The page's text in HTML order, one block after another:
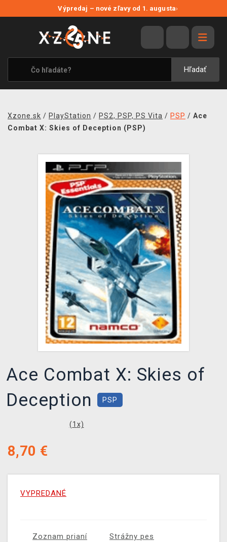
Výpredaj – nové zľavy od 1. augusta›
Hľadať
VÝPREDAJ
VIDEOHRY
XZONE ORIGINALS
TEMATIKY
MERCHANDISE
KONTAKT
DOPRAVA
XZONE KLUB
Xzone.sk / PlayStation / PS2, PSP, PS Vita / PSP / Ace
Combat X: Skies of Deception (PSP)
Ace Combat X: Skies of
Deception
PSP
(1 x)
8,70 €
VYPREDANÉ
Zoznam prianí Strážny pes